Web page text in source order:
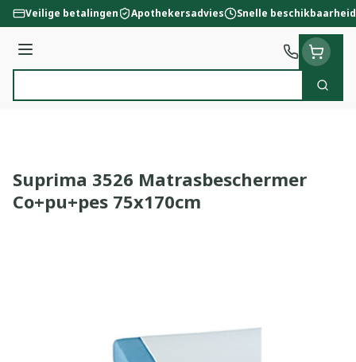
Ga naar de inhoud
Veilige betalingen Apothekersadvies Snelle beschikbaarheid
Menu
Zoek
Suprima 3526 Matrasbeschermer
Co+pu+pes 75x170cm